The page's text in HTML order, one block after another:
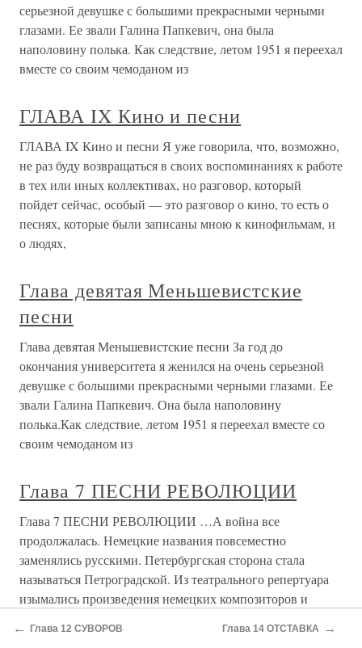
серьезной девушке с большими прекрасными черными
глазами. Ее звали Галина Папкевич, она была
наполовину полька. Как следствие, летом 1951 я переехал
вместе со своим чемоданом из
ГЛАВА IX Кино и песни
ГЛАВА IX Кино и песни Я уже говорила, что, возможно,
не раз буду возвращаться в своих воспоминаниях к работе
в тех или иных коллективах, но разговор, который
пойдет сейчас, особый — это разговор о кино, то есть о
песнях, которые были записаны мною к кинофильмам, и
о людях,
Глава девятая Меньшевистские
песни
Глава девятая Меньшевистские песни За год до
окончания университета я женился на очень серьезной
девушке с большими прекрасными черными глазами. Ее
звали Галина Папкевич. Она была наполовину
полька.Как следствие, летом 1951 я переехал вместе со
своим чемоданом из
Глава 7 ПЕСНИ РЕВОЛЮЦИИ
Глава 7 ПЕСНИ РЕВОЛЮЦИИ …А война все
продолжалась. Немецкие названия повсеместно
заменялись русскими. Петербургская сторона стала
называться Петроградской. Из театрального репертуара
изымались произведения немецких композиторов и
← Глава 12 СУВОРОВ Глава 14 ОТСТАВКА →